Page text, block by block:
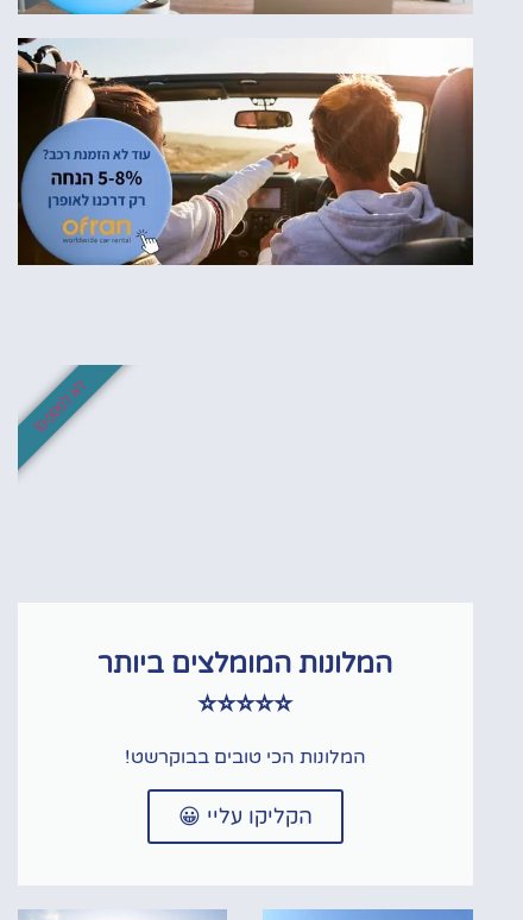
המלונות המומלצים ביותר
⭐⭐⭐⭐⭐
המלונות הכי טובים בבוקרשט!
הקליקו עליי 😀
לא לפספס!